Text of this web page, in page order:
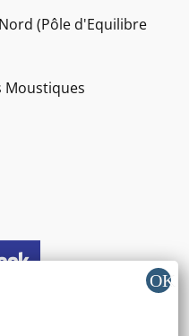
(Pôle d'Equilibre
Moustiques